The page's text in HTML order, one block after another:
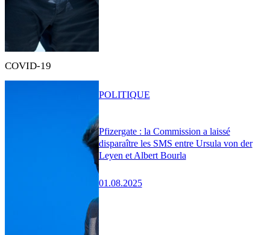
COVID-19
Pfizergate : la Commission a laissé
disparaître les SMS entre Ursula von der
Leyen et Albert Bourla
01.08.2025
POLITIQUE